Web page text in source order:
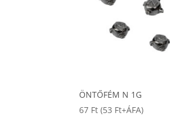
ÖNTŐFÉM N 1G
67 Ft (53 Ft+ÁFA)